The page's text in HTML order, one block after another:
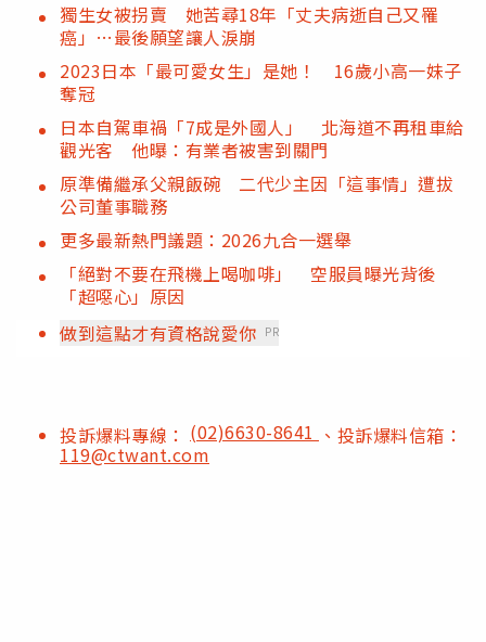
獨生女被拐賣 她苦尋18年「丈夫病逝自己又罹
癌」…最後願望讓人淚崩
2023日本「最可愛女生」是她！ 16歲小高一妹子
奪冠
日本自駕車禍「7成是外國人」 北海道不再租車給
觀光客 他曝：有業者被害到關門
原準備繼承父親飯碗 二代少主因「這事情」遭拔
公司董事職務
更多最新熱門議題：2026九合一選舉
「絕對不要在飛機上喝咖啡」 空服員曝光背後
「超噁心」原因
做到這點才有資格說愛你 PR
投訴爆料專線： (02)6630-8641 、投訴爆料信箱：
119@ctwant.com